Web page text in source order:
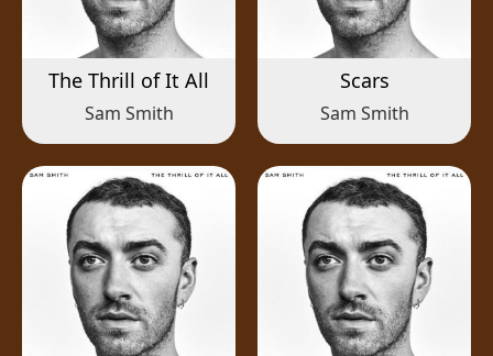
The Thrill of It All
Sam Smith
Scars
Sam Smith